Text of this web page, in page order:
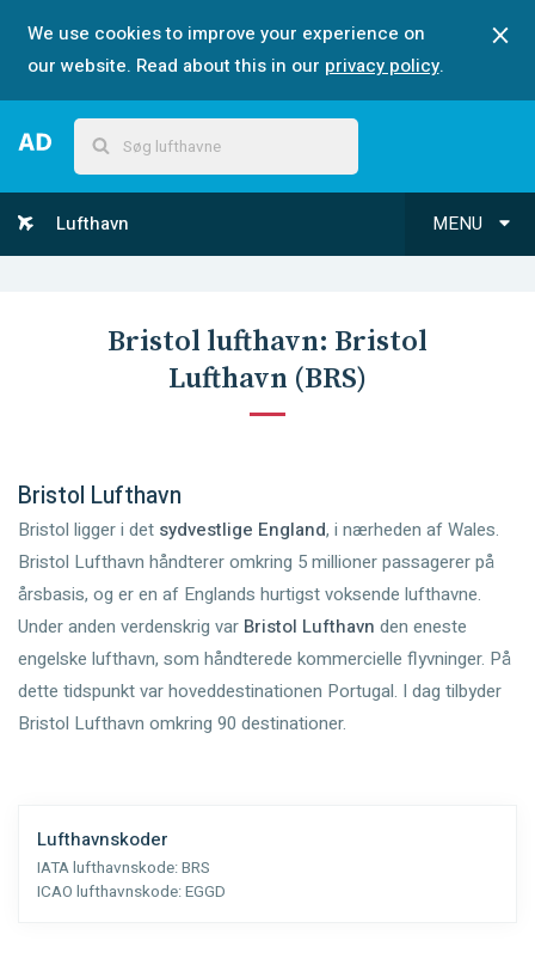
We use cookies to improve your experience on
our website. Read about this in our privacy policy.
MENU
Lufthavn
Bristol lufthavn: Bristol
Lufthavn (BRS)
Bristol Lufthavn
Bristol ligger i det sydvestlige England, i nærheden af Wales.
Bristol Lufthavn håndterer omkring 5 millioner passagerer på
årsbasis, og er en af Englands hurtigst voksende lufthavne.
Under anden verdenskrig var Bristol Lufthavn den eneste
engelske lufthavn, som håndterede kommercielle flyvninger. På
dette tidspunkt var hoveddestinationen Portugal. I dag tilbyder
Bristol Lufthavn omkring 90 destinationer.
Lufthavnskoder
IATA lufthavnskode:BRS
ICAO lufthavnskode:EGGD